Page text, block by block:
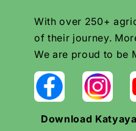
With over 250+
of their journey.
We are proud to be
Download